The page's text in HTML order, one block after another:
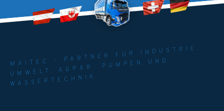
MAITEC - PARTNER FÜR INDUSTRIE.
UMWELT. AGRAR. PUMPEN UND
WASSERTECHNIK